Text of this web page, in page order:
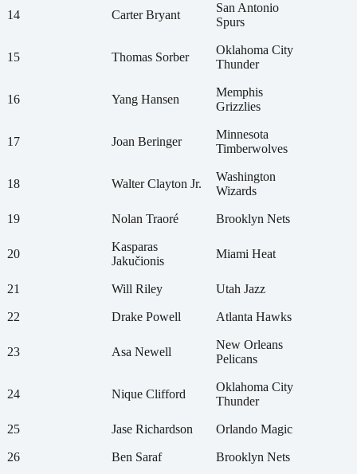
14 Carter Bryant
San Antonio
Spurs
15 Thomas Sorber
Oklahoma City
Thunder
16 Yang Hansen
Memphis
Grizzlies
17 Joan Beringer
Minnesota
Timberwolves
18 Walter Clayton Jr.
Washington
Wizards
19 Nolan Traoré Brooklyn Nets
20
Kasparas
Jakučionis
Miami Heat
21 Will Riley Utah Jazz
22 Drake Powell Atlanta Hawks
23 Asa Newell
New Orleans
Pelicans
24 Nique Clifford
Oklahoma City
Thunder
25 Jase Richardson Orlando Magic
26 Ben Saraf Brooklyn Nets